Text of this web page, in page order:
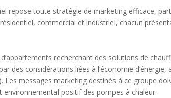
repose toute stratégie de marketing efficace,
commercial et industriel, chacun
recherchant des solutions de
des considérations liées à l’économie
messages marketing destinés à ce groupe
environnemental positif des pompes à chaleur.